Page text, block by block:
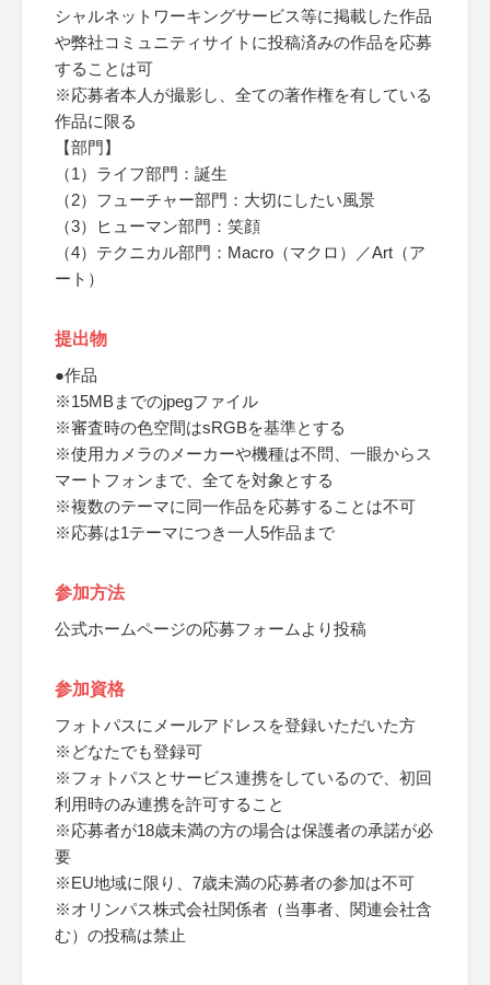
シャルネットワーキングサービス等に掲載した作品
や弊社コミュニティサイトに投稿済みの作品を応募
することは可
※応募者本人が撮影し、全ての著作権を有している
作品に限る
【部門】
（1）ライフ部門：誕生
（2）フューチャー部門：大切にしたい風景
（3）ヒューマン部門：笑顔
（4）テクニカル部門：Macro（マクロ）／Art（ア
ート）
提出物
●作品
※15MBまでのjpegファイル
※審査時の色空間はsRGBを基準とする
※使用カメラのメーカーや機種は不問、一眼からス
マートフォンまで、全てを対象とする
※複数のテーマに同一作品を応募することは不可
※応募は1テーマにつき一人5作品まで
参加方法
公式ホームページの応募フォームより投稿
参加資格
フォトパスにメールアドレスを登録いただいた方
※どなたでも登録可
※フォトパスとサービス連携をしているので、初回
利用時のみ連携を許可すること
※応募者が18歳未満の方の場合は保護者の承諾が必
要
※EU地域に限り、7歳未満の応募者の参加は不可
※オリンパス株式会社関係者（当事者、関連会社含
む）の投稿は禁止